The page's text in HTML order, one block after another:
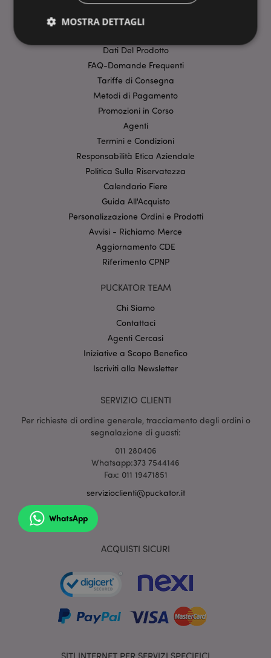
Dati Del Prodotto
FAQ-Domande Frequenti
Tariffe di Consegna
Metodi di Pagamento
Promozioni in Corso
Agenti
Termini e Condizioni
Responsabilità Etica Aziendale
Politica Sulla Riservatezza
Calendario Fiere
Guida All'Acquisto
Personalizzazione Ordini e Prodotti
Avvisi - Richiamo Merce
Aggiornamento CDE
Riferimento CPNP
PUCKATOR TEAM
Chi Siamo
Contattaci
Agenti Cercasi
Iniziative a Scopo Benefico
Iscriviti alla Newsletter
SERVIZIO CLIENTI
Per richieste di ordine generale, tracciamento degli ordini o
segnalazione di guasti:
011 280406
Whatsapp:373 7544146
Fax: 011 19471851
servizioclienti@puckator.it
WhatsApp
ACQUISTI SICURI
MOSTRA DETTAGLI
Strettamente necessario
Prestazione
Targeting
Funzionalità
I cookie strettamente necessari consentono le
propria area riservata e gestione dell'account. Il sito
internet non può essere utilizzato correttamente
recently_viewed_product
www.puckator.it
l"Informativa sulla privacy di Google